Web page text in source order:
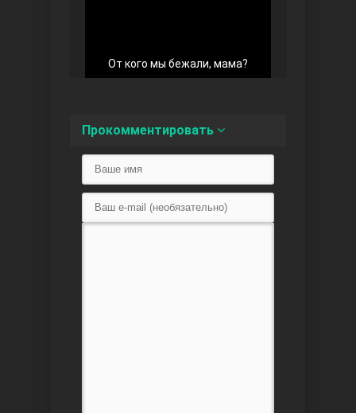
Любовь напоказ
От кого мы бежали, мама?
Прокомментировать